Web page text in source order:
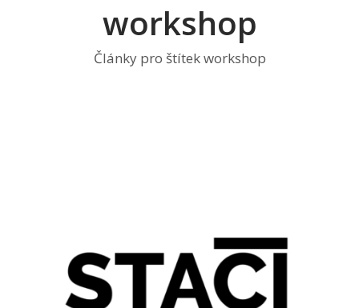
workshop
Články pro štítek workshop